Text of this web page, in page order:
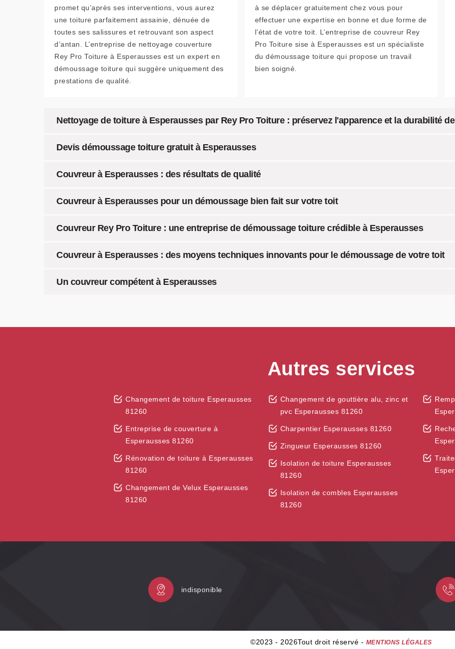
promet qu’après ses interventions, vous aurez
une toiture parfaitement assainie, dénuée de
toutes ses salissures et retrouvant son aspect
d’antan. L’entreprise de nettoyage couverture
Rey Pro Toiture à Esperausses est un expert en
démoussage toiture qui suggère uniquement des
prestations de qualité.
à se déplacer gratuitement chez vous pour
effectuer une expertise en bonne et due forme de
l’état de votre toit. L’entreprise de couvreur Rey
Pro Toiture sise à Esperausses est un spécialiste
du démoussage toiture qui propose un travail
bien soigné.
Nettoyage de toiture à Esperausses par Rey Pro Toiture : préservez l'apparence et la durabilité
Devis démoussage toiture gratuit à Esperausses
Couvreur à Esperausses : des résultats de qualité
Couvreur à Esperausses pour un démoussage bien fait sur votre toit
Couvreur Rey Pro Toiture : une entreprise de démoussage toiture crédible à Esperausses
Couvreur à Esperausses : des moyens techniques innovants pour le démoussage de votre toit
Un couvreur compétent à Esperausses
Autres services
Changement de toiture Esperausses
81260
Entreprise de couverture à
Esperausses 81260
Rénovation de toiture à Esperausses
81260
Changement de Velux Esperausses
81260
Changement de gouttière alu, zinc et
pvc Esperausses 81260
Charpentier Esperausses 81260
Zingueur Esperausses 81260
Isolation de toiture Esperausses
81260
Isolation de combles Esperausses
81260
indisponible
©2023 - 2026Tout droit réservé - MENTIONS LÉGALES